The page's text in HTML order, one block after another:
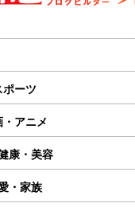
ポーツ
アニメ
康・美容
・家族